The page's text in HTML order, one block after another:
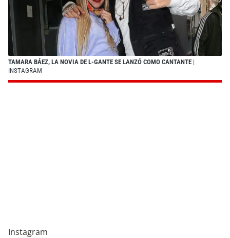
TAMARA BÁEZ, LA NOVIA DE L-GANTE SE LANZÓ COMO CANTANTE |
INSTAGRAM
Instagram